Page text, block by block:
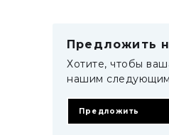
Предложить
Хотите, чтобы
нашим следующим
Предложить